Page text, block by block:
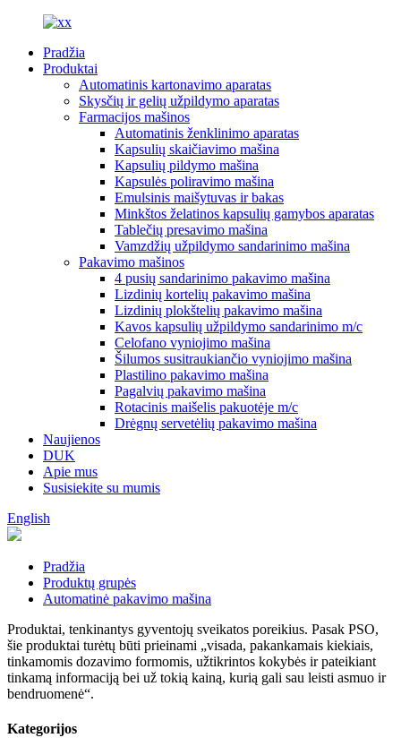
Pradžia
Produktai
Automatinis kartonavimo aparatas
Skysčių ir gelių užpildymo aparatas
Farmacijos mašinos
Automatinis ženklinimo aparatas
Kapsulių skaičiavimo mašina
Kapsulių pildymo mašina
Kapsulės poliravimo mašina
Emulsinis maišytuvas ir bakas
Minkštos želatinos kapsulių gamybos aparatas
Tablečių presavimo mašina
Vamzdžių užpildymo sandarinimo mašina
Pakavimo mašinos
4 pusių sandarinimo pakavimo mašina
Lizdinių kortelių pakavimo mašina
Lizdinių plokštelių pakavimo mašina
Kavos kapsulių užpildymo sandarinimo m/c
Celofano vyniojimo mašina
Šilumos susitraukiančio vyniojimo mašina
Plastilino pakavimo mašina
Pagalvių pakavimo mašina
Rotacinis maišelis pakuotėje m/c
Drėgnų servetėlių pakavimo mašina
Naujienos
DUK
Apie mus
Susisiekite su mumis
English
Pradžia
Produktų grupės
Automatinė pakavimo mašina
Produktai, tenkinantys gyventojų sveikatos poreikius. Pasak PSO,
šie produktai turėtų būti prieinami „visada, pakankamais kiekiais,
tinkamomis dozavimo formomis, užtikrintos kokybės ir pateikiant
tinkamą informaciją bei už tokią kainą, kurią gali sau leisti asmuo ir
bendruomenė“.
Kategorijos